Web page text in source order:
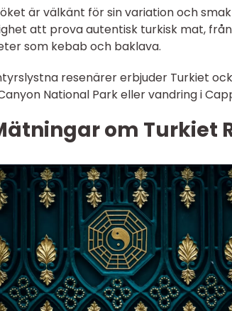
är välkänt för sin variation och
att prova autentisk turkisk mat,
som kebab och baklava.
resenärer erbjuder Turkiet
National Park eller vandring i
om Turkiet